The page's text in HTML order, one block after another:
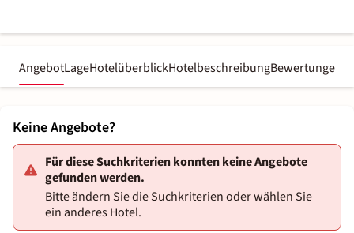
AngebotLageHotelüberblickHotelbeschreibungBewertungen
Keine Angebote?
Für diese Suchkriterien konnten keine Angebote
gefunden werden.
Bitte ändern Sie die Suchkriterien oder wählen Sie
ein anderes Hotel.